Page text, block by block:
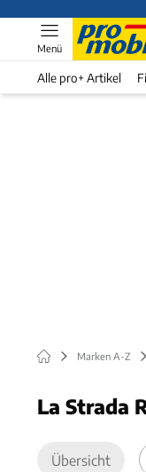
Menü
Alle pro+ Artikel
Marken A-Z
La Strada
Übersicht